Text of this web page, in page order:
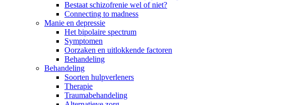
Bestaat schizofrenie wel of niet?
Connecting to madness
Manie en depressie
Het bipolaire spectrum
Symptomen
Oorzaken en uitlokkende factoren
Behandeling
Behandeling
Soorten hulpverleners
Therapie
Traumabehandeling